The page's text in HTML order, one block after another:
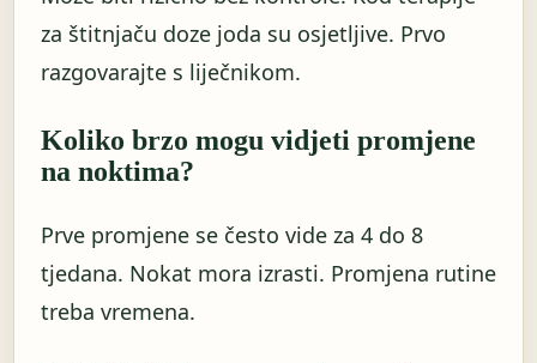
za štitnjaču doze joda su osjetljive. Prvo
razgovarajte s liječnikom.
Koliko brzo mogu vidjeti promjene
na noktima?
Prve promjene se često vide za 4 do 8
tjedana. Nokat mora izrasti. Promjena rutine
treba vremena.